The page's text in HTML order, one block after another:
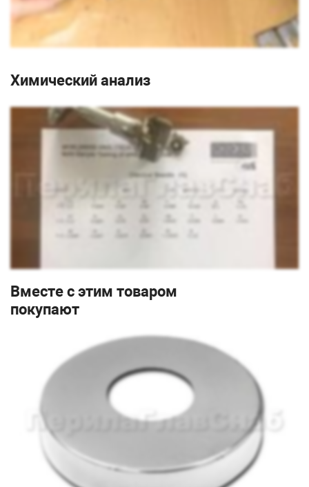
Химический анализ
Вместе с этим товаром
покупают